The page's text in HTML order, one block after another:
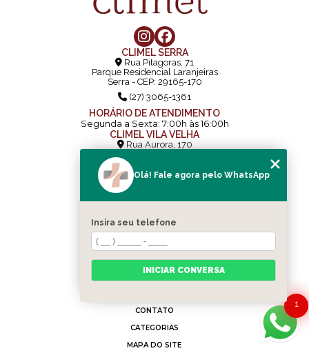
CLIMEL SERRA
Rua Pitagoras, 71
Parque Residencial Laranjeiras
Serra - CEP: 29165-170
(27) 3065-1361
HORÁRIO DE ATENDIMENTO
Segunda a Sexta: 7:00h às 16:00h
CLIMEL VILA VELHA
Rua Aurora, 170
(27) 3339-7907
(27) 3340-5525
Segunda a Sexta: 7:00h às 16:00h
MENU
QUEM SOMOS
SERVIÇOS
CONTATO
CATEGORIAS
MAPA DO SITE
1
Olá! Fale agora pelo WhatsApp
Insira seu telefone
INICIAR CONVERSA